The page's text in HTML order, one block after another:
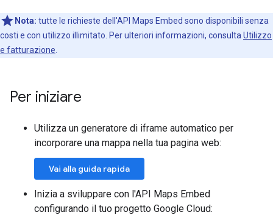
Nota: tutte le richieste dell'API Maps Embed sono disponibili senza
costi e con utilizzo illimitato. Per ulteriori informazioni, consulta Utilizzo
e fatturazione
Per iniziare
Utilizza un generatore di iframe automatico per
incorporare una mappa nella tua pagina web:
Vai alla guida rapida
Inizia a sviluppare con l'API Maps Embed
configurando il tuo progetto Google Cloud: